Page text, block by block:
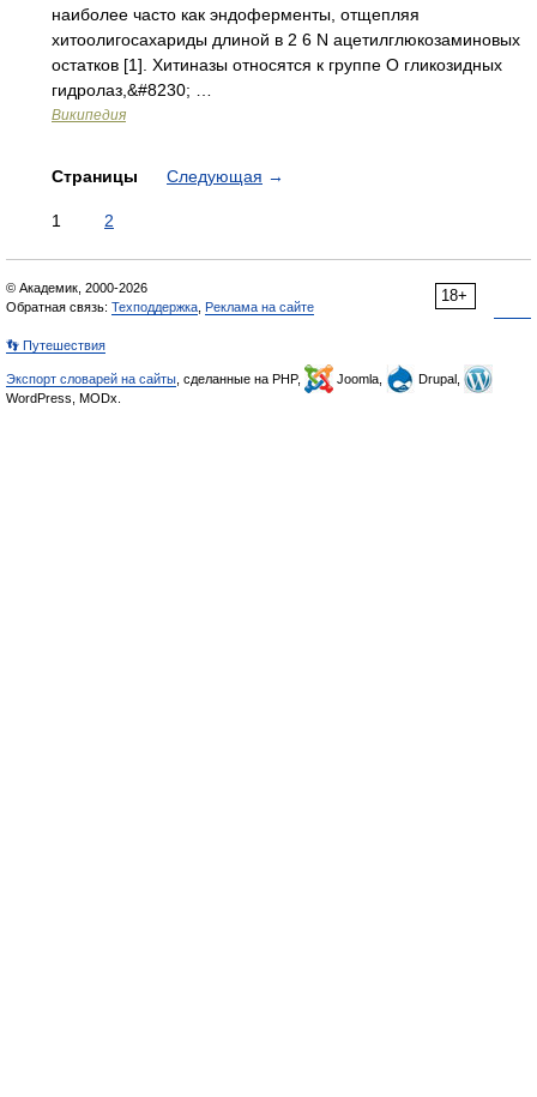
наиболее часто как эндоферменты, отщепляя
хитоолигосахариды длиной в 2 6 N ацетилглюкозаминовых
остатков [1]. Хитиназы относятся к группе О гликозидных
гидролаз,&#8230; …
Википедия
Страницы Следующая →
1 2
18+
© Академик, 2000-2026
Обратная связь: Техподдержка Реклама на сайте
👣 Путешествия
Экспорт словарей на сайты , сделанные на PHP, Joomla,
Drupal,
WordPress, MODx.